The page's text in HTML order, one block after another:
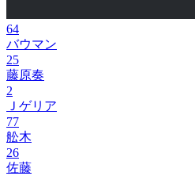
64
バウマン
25
藤原奏
2
Ｊゲリア
77
舩木
26
佐藤